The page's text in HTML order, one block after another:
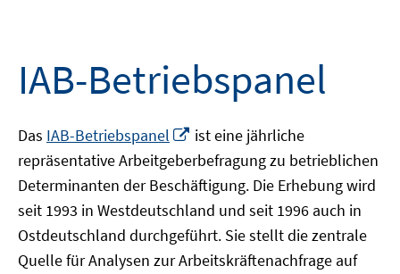
IAB-Betriebspanel
Das IAB-Betriebspanel
In
neuem
Fenster
öffnen
ist eine jährliche
repräsentative Arbeitgeberbefragung zu betrieblichen
Determinanten der Beschäftigung. Die Erhebung wird
seit 1993 in Westdeutschland und seit 1996 auch in
Ostdeutschland durchgeführt. Sie stellt die zentrale
Quelle für Analysen zur Arbeitskräftenachfrage auf